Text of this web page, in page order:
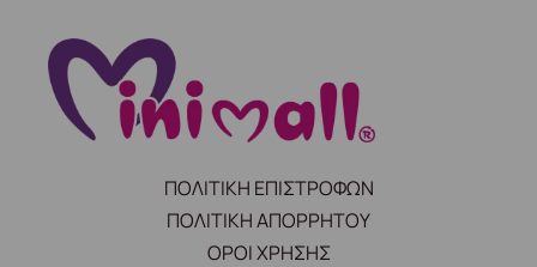
ΠΟΛΙΤΙΚΗ ΕΠΙΣΤΡΟΦΩΝ
ΠΟΛΙΤΙΚΗ ΑΠΟΡΡΗΤΟΥ
ΟΡΟΙ ΧΡΗΣΗΣ